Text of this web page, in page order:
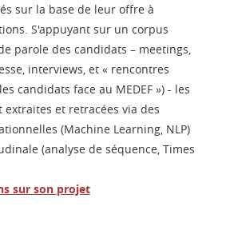
sur la base de leur offre à
S'appuyant sur un corpus
parole des candidats – meetings,
interviews, et « rencontres
candidats face au MEDEF ») - les
extraites et retracées via des
(Machine Learning, NLP)
(analyse de séquence, Times
sur son projet